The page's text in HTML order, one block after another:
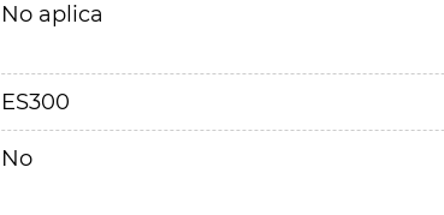
No aplica
ES300
No